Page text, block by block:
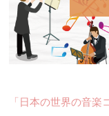
「日本の世界の音